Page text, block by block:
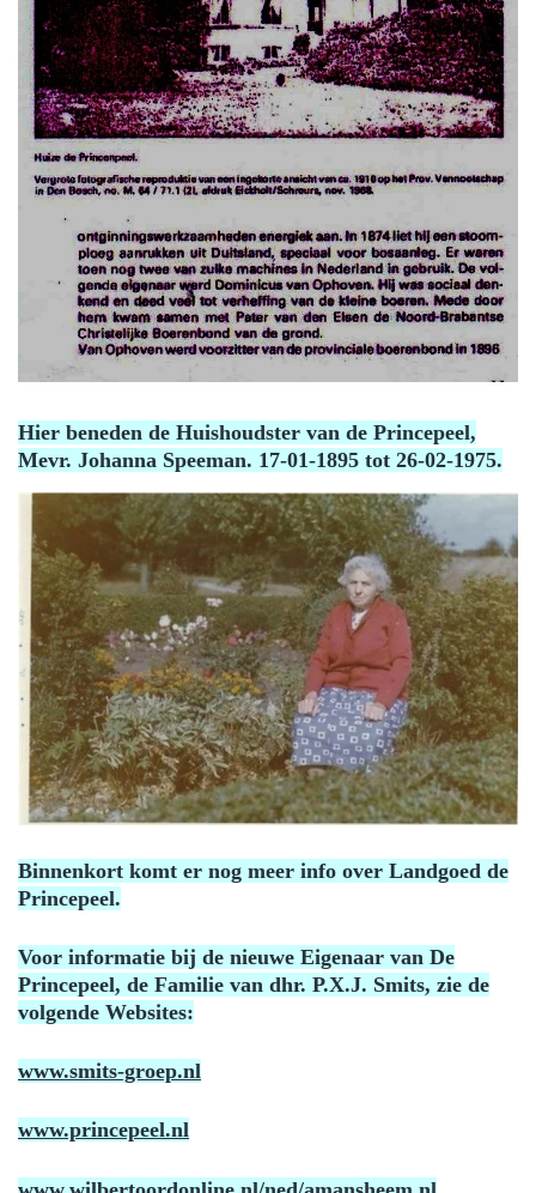
Hier beneden de Huishoudster van de Princepeel,
Mevr. Johanna Speeman. 17-01-1895 tot 26-02-1975.
Binnenkort komt er nog meer info over Landgoed de
Princepeel.
Voor informatie bij de nieuwe Eigenaar van De
Princepeel, de Familie van dhr. P.X.J. Smits, zie de
volgende Websites:
www.smits-groep.nl
www.princepeel.nl